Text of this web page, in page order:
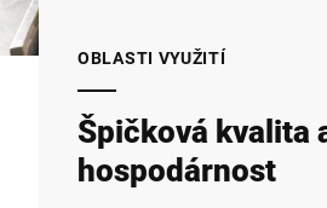
OBLASTI VYUŽITÍ
Špičková kvalita
hospodárnost